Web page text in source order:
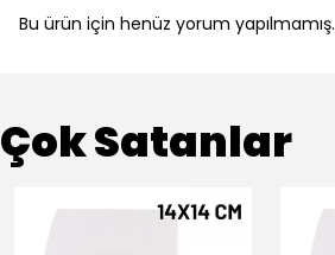
Bu ürün için henüz yorum yapılmamış.
Çok Satanlar